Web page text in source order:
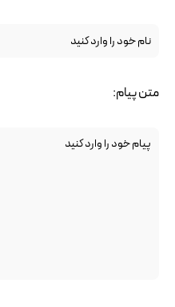
متن پیام: